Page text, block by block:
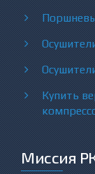
Купить
Миссия